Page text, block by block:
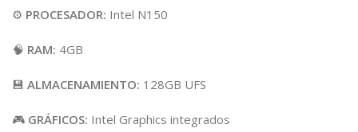
⚙️ PROCESADOR: Intel N150
🧠 RAM: 4GB
💾 ALMACENAMIENTO: 128GB UFS
🎮 GRÁFICOS: Intel Graphics integrados